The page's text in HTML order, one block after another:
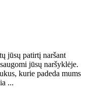
jūsų patirtį naršant
jūsų naršyklėje.
kurie padeda mums
...